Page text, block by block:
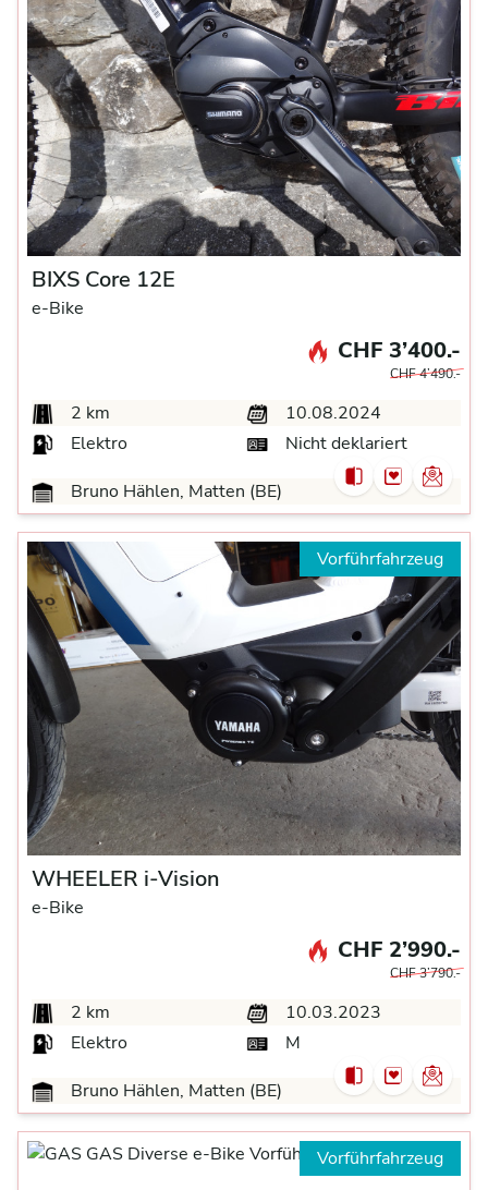
BIXS Core 12E
e-Bike
CHF 3’400.-
CHF 4’490.-
2 km
10.08.2024
Elektro
Nicht deklariert
Bruno Hählen, Matten (BE)
Vorführfahrzeug
WHEELER i-Vision
e-Bike
CHF 2’990.-
CHF 3’790.-
2 km
10.03.2023
Elektro
M
Bruno Hählen, Matten (BE)
Vorführfahrzeug